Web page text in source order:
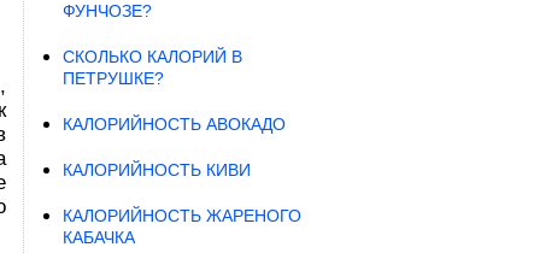
ФУНЧОЗЕ?
СКОЛЬКО КАЛОРИЙ В
ПЕТРУШКЕ?
КАЛОРИЙНОСТЬ АВОКАДО
КАЛОРИЙНОСТЬ КИВИ
КАЛОРИЙНОСТЬ ЖАРЕНОГО
КАБАЧКА